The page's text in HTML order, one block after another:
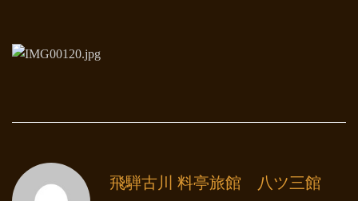
飛騨古川 料亭旅館 八ツ三館